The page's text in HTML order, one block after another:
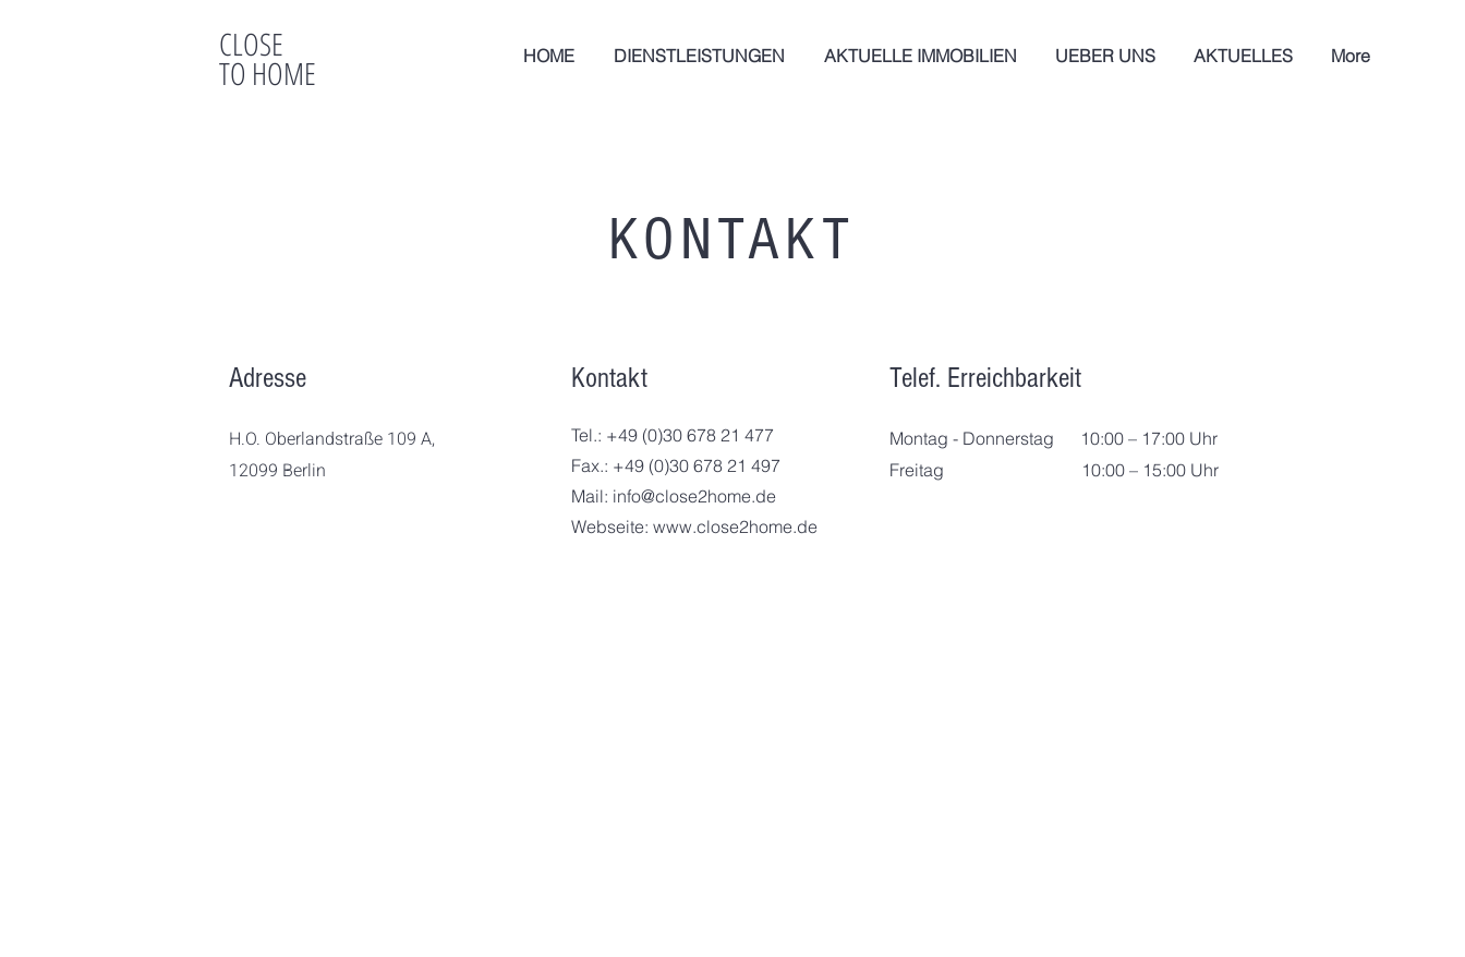
CLOSE
TO HOME HOME DIENSTLEISTUNGEN AKTUELLE IMMOBILIEN UEBER UNS AKTUELLES More
KONTAKT
Adresse
H.O. Oberlandstraße 109 A,
12099 Berlin
Kontakt
Tel.: +49 (0)30 678 21 477
Fax.: +49 (0)30 678 21 497
Mail: info@close2home.de
Webseite: www.close2home.de
Telef. Erreichbarkeit
Montag - Donnerstag
10:00 – 17:00 Uhr
Freitag
10:00 – 15:00 Uhr